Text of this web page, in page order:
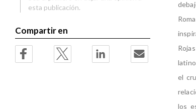
el
los
esta publicación.
Compartir en